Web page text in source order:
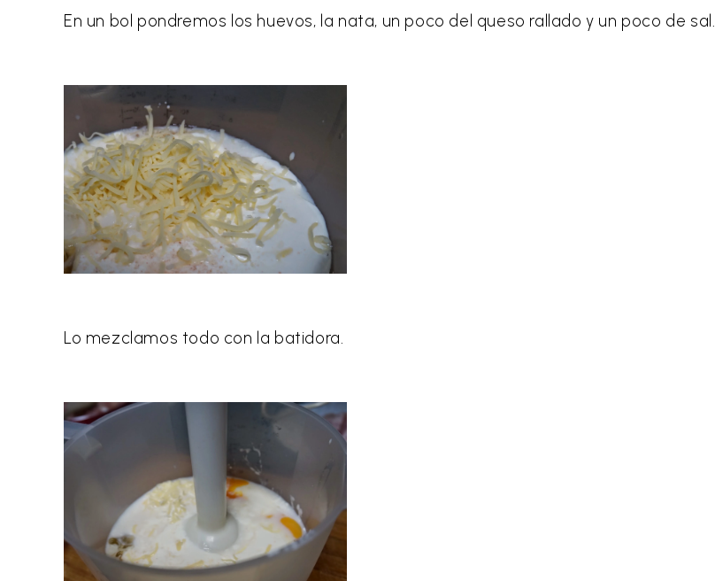
En un bol pondremos los huevos, la nata, un poco del queso rallado y un poco de sal.
Lo mezclamos todo con la batidora.